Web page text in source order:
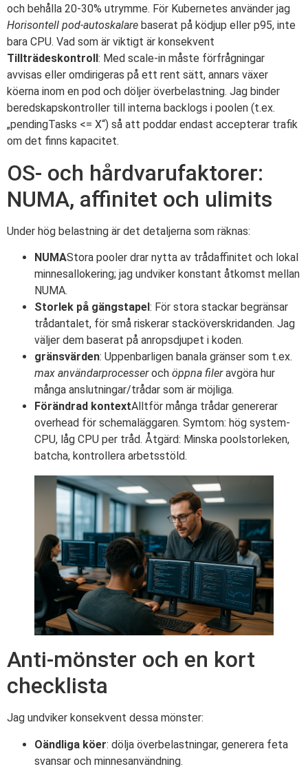
och behålla 20-30% utrymme. För Kubernetes använder jag
Horisontell pod-autoskalare baserat på ködjup eller p95, inte
bara CPU. Vad som är viktigt är konsekvent
Tillträdeskontroll : Med scale-in måste förfrågningar
avvisas eller omdirigeras på ett rent sätt, annars växer
köerna inom en pod och döljer överbelastning. Jag binder
beredskapskontroller till interna backlogs i poolen (t.ex.
„pendingTasks <= X“) så att poddar endast accepterar trafik
om det finns kapacitet.
OS- och hårdvarufaktorer:
NUMA, affinitet och ulimits
Under hög belastning är det detaljerna som räknas:
NUMAStora pooler drar nytta av trådaffinitet och lokal
minnesallokering; jag undviker konstant åtkomst mellan
NUMA.
Storlek på gängstapel: För stora stackar begränsar
trådantalet, för små riskerar stacköverskridanden. Jag
väljer dem baserat på anropsdjupet i koden.
gränsvärden: Uppenbarligen banala gränser som t.ex.
max användarprocesseroch öppna fileravgöra hur
många anslutningar/trådar som är möjliga.
Förändrad kontextAlltför många trådar genererar
overhead för schemaläggaren. Symtom: hög system-
CPU, låg CPU per tråd. Åtgärd: Minska poolstorleken,
batcha, kontrollera arbetsstöld.
Anti-mönster och en kort
checklista
Jag undviker konsekvent dessa mönster:
Oändliga köer: dölja överbelastningar, generera feta
svansar och minnesanvändning.